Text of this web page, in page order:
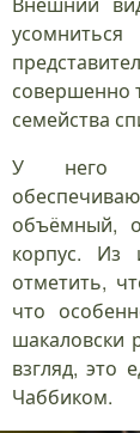
совершенно
семейства
У него
объёмный,
корпус. Из
отметить,
что
шакаловски
взгляд, это
Чаббиком.